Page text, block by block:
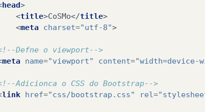
head>
<title>CoSMo</title>
<meta charset="utf-8">
Defne o viewport-->
meta name="viewport" content=
Adicionca o CSS do Bootstrap-->
link href="css/bootstrap.css" rel=